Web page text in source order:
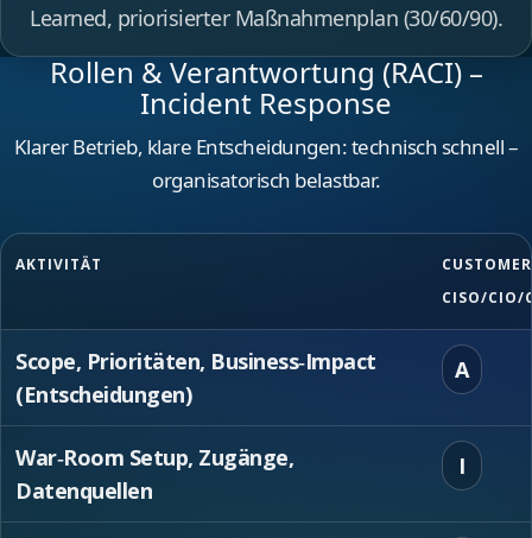
Learned, priorisierter Maßnahmenplan (30/60/90).
Rollen & Verantwortung (RACI) –
Incident Response
Klarer Betrieb, klare Entscheidungen: technisch schnell –
organisatorisch belastbar.
AKTIVITÄT
CUSTOMER
CISO/CIO/
Scope, Prioritäten, Business‑Impact
(Entscheidungen)
A
War‑Room Setup, Zugänge,
Datenquellen
I